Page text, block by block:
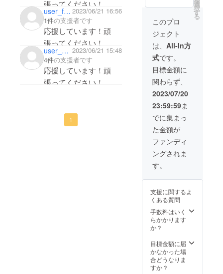
張ってください！
user_f8f5fcac3d34 2023/06/21 16:56
1件の支援者です
応援しています！頑
張ってください！
user_5506b2000554 2023/06/21 15:48
4件の支援者です
応援しています！頑
張ってください！
1
ホール
での
ビュッ
フェ、
飲み放
題付き
の入場
料を無
料にて
提供さ
せて頂
きま
す。
選
択
す
る
このプロ
ジェクト
は、 All-In方
式です。
目標金額に
関わらず、
2023/07/20
23:59:59ま
でに集まっ
た金額が
ファンディ
ングされま
す。
支援に関するよ
くある質問
手数料はいく
らかかります
か？
目標金額に届
かなかった場
合どうなりま
すか？